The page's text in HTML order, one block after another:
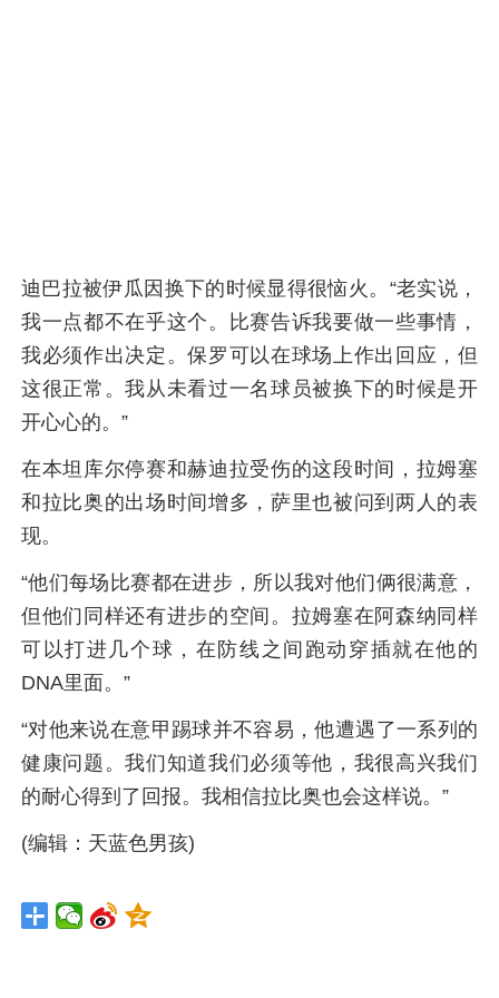
迪巴拉被伊瓜因换下的时候显得很恼火。“老实说，
我一点都不在乎这个。比赛告诉我要做一些事情，
我必须作出决定。保罗可以在球场上作出回应，但
这很正常。我从未看过一名球员被换下的时候是开
开心心的。”
在本坦库尔停赛和赫迪拉受伤的这段时间，拉姆塞
和拉比奥的出场时间增多，萨里也被问到两人的表
现。
“他们每场比赛都在进步，所以我对他们俩很满意，
但他们同样还有进步的空间。拉姆塞在阿森纳同样
可以打进几个球，在防线之间跑动穿插就在他的
DNA里面。”
“对他来说在意甲踢球并不容易，他遭遇了一系列的
健康问题。我们知道我们必须等他，我很高兴我们
的耐心得到了回报。我相信拉比奥也会这样说。”
(编辑：天蓝色男孩)